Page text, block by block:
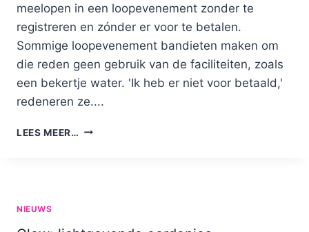
meelopen in een loopevenement zonder te
registreren en zónder er voor te betalen.
Sommige loopevenement bandieten maken om
die reden geen gebruik van de faciliteiten, zoals
een bekertje water. 'Ik heb er niet voor betaald,'
redeneren ze....
LEES MEER… LOOPEVENEMENT
NIEUWS